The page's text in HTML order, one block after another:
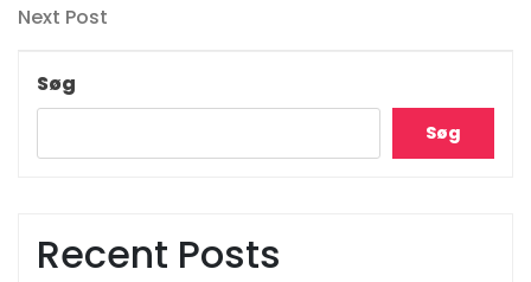
Next
Next Post
Søg
Søg
Recent Posts